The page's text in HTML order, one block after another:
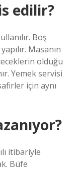
edilir?
Boş
Masanın
olduğu
Yemek servisi
için aynı
itibariyle
Büfe